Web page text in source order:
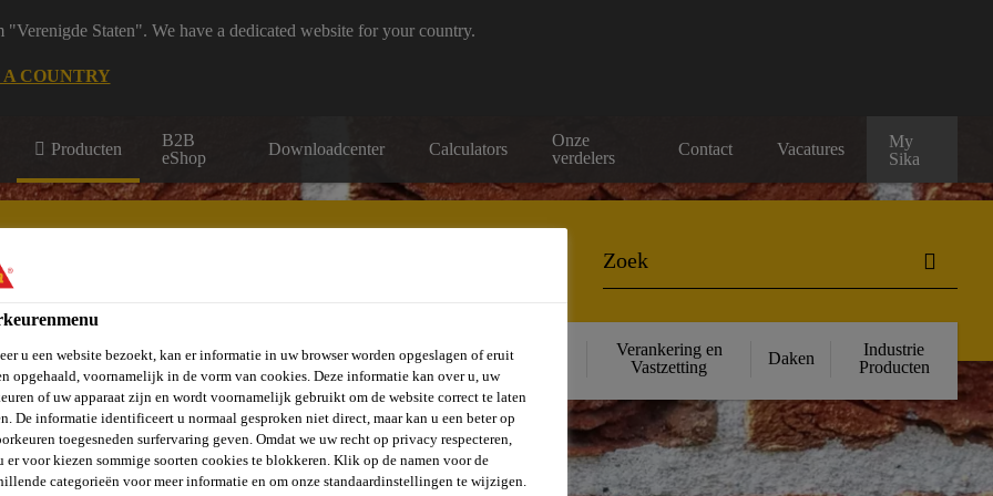
Staten". We have a dedicated website for your country.
COUNTRY
Producten
B2B
eShop
Downloadcenter Calculators
Onze
verdelers
Contact Vacatures
My
Sika
Wanden &
Balkons
Vloeren
Verlijmen en
Afdichten
Beton
Structurele
Verankering en
Vastzetting
Daken
Industrie
Producten
u een website bezoekt, kan er informatie in uw browser worden opgeslagen of eruit
opgehaald, voornamelijk in de vorm van cookies. Deze informatie kan over u, uw
of uw apparaat zijn en wordt voornamelijk gebruikt om de website correct te laten
De informatie identificeert u normaal gesproken niet direct, maar kan u een beter op
toegesneden surfervaring geven. Omdat we uw recht op privacy respecteren,
er voor kiezen sommige soorten cookies te blokkeren. Klik op de namen voor de
categorieën voor meer informatie en om onze standaardinstellingen te wijzigen.